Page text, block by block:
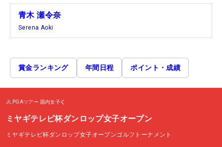
青木 瀬令奈
Serena Aoki
賞金ランキング 年間日程 ポイント・成績
JLPGAツアー 国内女子
ミヤギテレビ杯ダンロップ女子オープン
ミヤギテレビ杯ダンロップ女子オープンゴルフトーナメント